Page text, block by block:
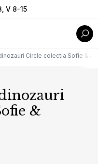
V 8-15
Circle colectia Sofie &
&